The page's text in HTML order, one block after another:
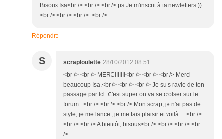
Bisous.Isa<br /> <br /> <br /> ps:Je m'inscrit à ta newletters:))
<br /> <br /> <br /> <br />
Répondre
S scraploulette 28/10/2012 08:51
<br /> <br /> MERCIIIIIII<br /> <br /> <br /> Merci
beaucoup Isa.<br /> <br /> <br /> Je suis ravie de ton
passage par ici. C'est super on va se croiser sur le
forum...<br /> <br /> <br /> Mon scrap, je n'ai pas de
style, je me lance , je me fais plaisir et voilà.....<br />
<br /> <br /> A bientôt, bisous<br /> <br /> <br /> <br
/>